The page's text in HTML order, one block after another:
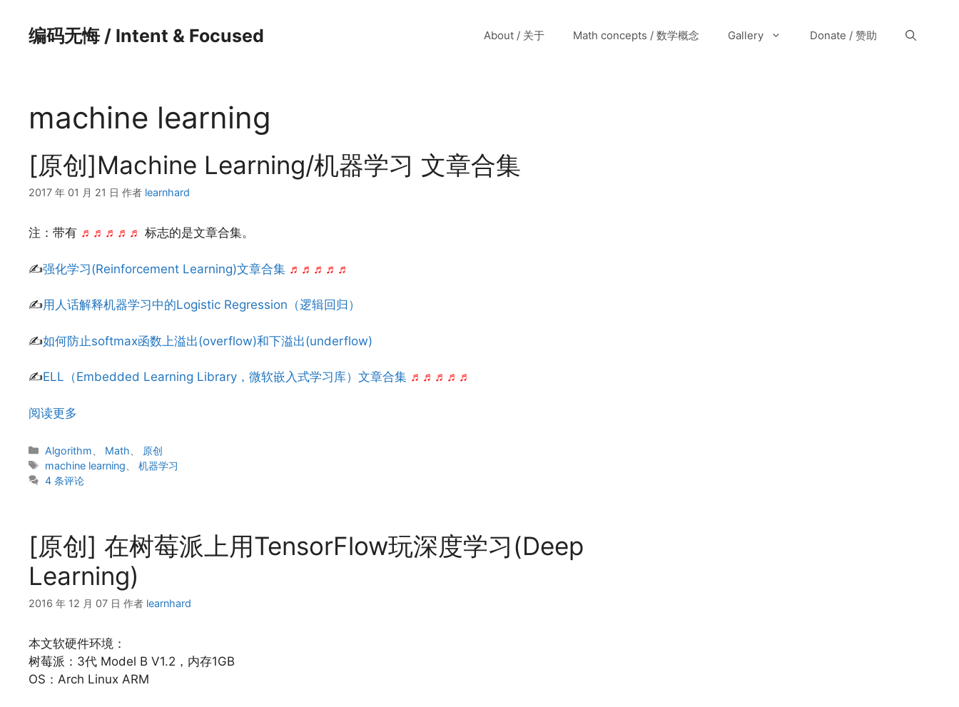
编码无悔 / Intent & Focused About / 关于 Math concepts / 数学概念 Gallery Donate / 赞助
machine learning
[原创]Machine Learning/机器学习 文章合集
2017 年 01 月 21 日 作者 learnhard
注：带有 ♬♬♬♬♬ 标志的是文章合集。
✍强化学习(Reinforcement Learning)文章合集 ♬♬♬♬♬
✍用人话解释机器学习中的Logistic Regression（逻辑回归）
✍如何防止softmax函数上溢出(overflow)和下溢出(underflow)
✍ELL（Embedded Learning Library，微软嵌入式学习库）文章合集 ♬♬♬♬♬
阅读更多
分
类
Algorithm Math
原创
标
签
machine learning 、机器学习
4 条评论
[原创] 在树莓派上用TensorFlow玩深度学习(Deep
Learning)
2016 年 12 月 07 日 作者 learnhard
本文软硬件环境：
树莓派：3代 Model B V1.2，内存1GB
OS：Arch Linux ARM